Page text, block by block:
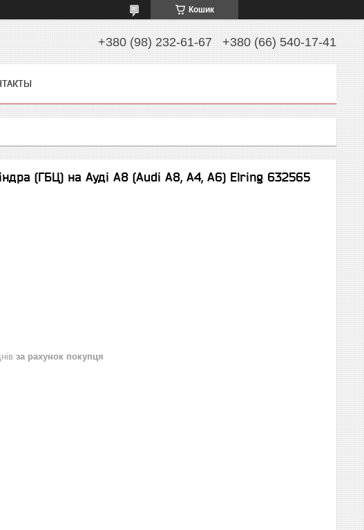
Кошик
+380 (98) 232-61-67 +380 (66) 540-17-41
(ГБЦ) на Ауді A8 (Audi A8, A4, A6) Elring 632565
за рахунок покупця